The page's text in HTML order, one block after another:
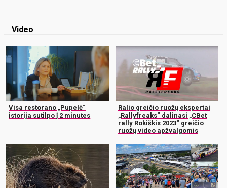
Video
Visa restorano „Pupelė“
istorija sutilpo į 2 minutes
Ralio greičio ruožų ekspertai
„Rallyfreaks“ dalinasi „CBet
rally Rokiškis 2023“ greičio
ruožų video apžvalgomis